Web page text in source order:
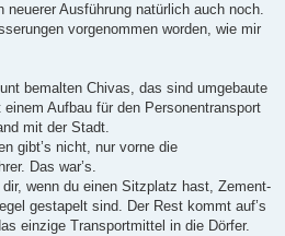
Ausführung natürlich auch noch.
vorgenommen worden, wie mir
bemalten Chivas, das sind umgebaute
Aufbau für den Personentransport
mit der Stadt.
gibt’s nicht, nur vorne die
Das war’s.
wenn du einen Sitzplatz hast, Zement-
gestapelt sind. Der Rest kommt auf’s
einzige Transportmittel in die Dörfer.